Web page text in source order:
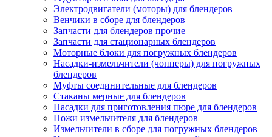
Электродвигатели (моторы) для блендеров
Венчики в сборе для блендеров
Запчасти для блендеров прочие
Запчасти для стационарных блендеров
Моторные блоки для погружных блендеров
Насадки-измельчители (чопперы) для погружных
блендеров
Муфты соединительные для блендеров
Стаканы мерные для блендеров
Насадки для приготовления пюре для блендеров
Ножи измельчителя для блендеров
Измельчители в сборе для погружных блендеров